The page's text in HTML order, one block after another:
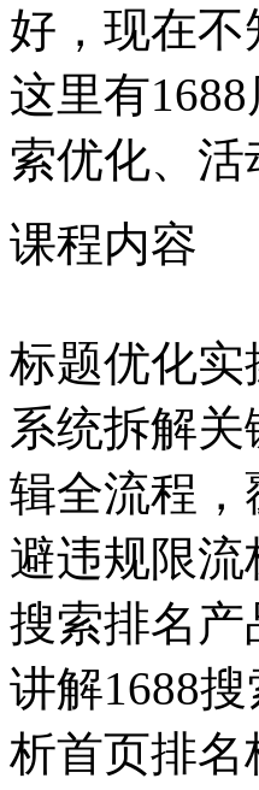
好，现在
这里有
索优化、
课程内容
标题优化实
系统拆解
辑全流程
避违规限流
搜索排名产
讲解1688
析首页排